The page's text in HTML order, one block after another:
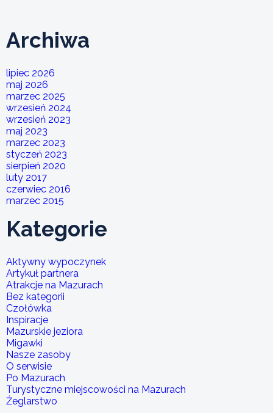
Archiwa
lipiec 2026
maj 2026
marzec 2025
wrzesień 2024
wrzesień 2023
maj 2023
marzec 2023
styczeń 2023
sierpień 2020
luty 2017
czerwiec 2016
marzec 2015
Kategorie
Aktywny wypoczynek
Artykuł partnera
Atrakcje na Mazurach
Bez kategorii
Czołówka
Inspiracje
Mazurskie jeziora
Migawki
Nasze zasoby
O serwisie
Po Mazurach
Turystyczne miejscowości na Mazurach
Żeglarstwo